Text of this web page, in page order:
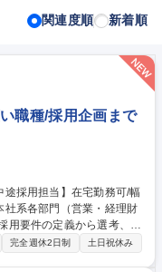
関連度順 新着順
職種/採用企画まで
用要件の定義から選考、新
施策推進まで、経営層と連
完全週休2日制 土日祝休み